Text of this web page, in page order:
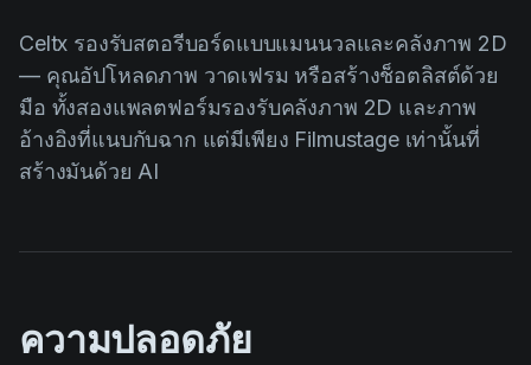
Celtx รองรับสตอรีบอร์ดแบบแมนนวลและคลังภาพ 2D
— คุณอัปโหลดภาพ วาดเฟรม หรือสร้างช็อตลิสต์ด้วย
มือ ทั้งสองแพลตฟอร์มรองรับคลังภาพ 2D และภาพ
อ้างอิงที่แนบกับฉาก แต่มีเพียง Filmustage เท่านั้นที่
สร้างมันด้วย AI
ความปลอดภัย